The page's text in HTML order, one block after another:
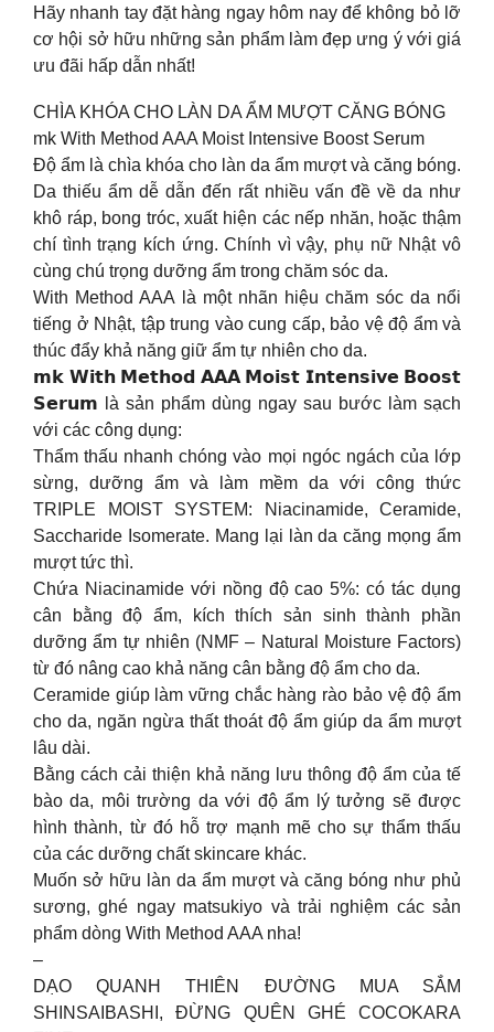
Hãy nhanh tay đặt hàng ngay hôm nay để không bỏ lỡ
cơ hội sở hữu những sản phẩm làm đẹp ưng ý với giá
ưu đãi hấp dẫn nhất!
CHÌA KHÓA CHO LÀN DA ẨM MƯỢT CĂNG BÓNG
mk With Method AAA Moist Intensive Boost Serum
Độ ẩm là chìa khóa cho làn da ẩm mượt và căng bóng.
Da thiếu ẩm dễ dẫn đến rất nhiều vấn đề về da như
khô ráp, bong tróc, xuất hiện các nếp nhăn, hoặc thậm
chí tình trạng kích ứng. Chính vì vậy, phụ nữ Nhật vô
cùng chú trọng dưỡng ẩm trong chăm sóc da.
With Method AAA là một nhãn hiệu chăm sóc da nổi
tiếng ở Nhật, tập trung vào cung cấp, bảo vệ độ ẩm và
thúc đẩy khả năng giữ ẩm tự nhiên cho da.
𝗺𝗸 𝗪𝗶𝘁𝗵 𝗠𝗲𝘁𝗵𝗼𝗱 𝗔𝗔𝗔 𝗠𝗼𝗶𝘀𝘁 𝗜𝗻𝘁𝗲𝗻𝘀𝗶𝘃𝗲 𝗕𝗼𝗼𝘀𝘁
𝗦𝗲𝗿𝘂𝗺 là sản phẩm dùng ngay sau bước làm sạch
với các công dụng:
Thẩm thấu nhanh chóng vào mọi ngóc ngách của lớp
sừng, dưỡng ẩm và làm mềm da với công thức
TRIPLE MOIST SYSTEM: Niacinamide, Ceramide,
Saccharide Isomerate. Mang lại làn da căng mọng ẩm
mượt tức thì.
Chứa Niacinamide với nồng độ cao 5%: có tác dụng
cân bằng độ ẩm, kích thích sản sinh thành phần
dưỡng ẩm tự nhiên (NMF – Natural Moisture Factors)
từ đó nâng cao khả năng cân bằng độ ẩm cho da.
Ceramide giúp làm vững chắc hàng rào bảo vệ độ ẩm
cho da, ngăn ngừa thất thoát độ ẩm giúp da ẩm mượt
lâu dài.
Bằng cách cải thiện khả năng lưu thông độ ẩm của tế
bào da, môi trường da với độ ẩm lý tưởng sẽ được
hình thành, từ đó hỗ trợ mạnh mẽ cho sự thẩm thấu
của các dưỡng chất skincare khác.
Muốn sở hữu làn da ẩm mượt và căng bóng như phủ
sương, ghé ngay matsukiyo và trải nghiệm các sản
phẩm dòng With Method AAA nha!
–
DẠO QUANH THIÊN ĐƯỜNG MUA SẮM
SHINSAIBASHI, ĐỪNG QUÊN GHÉ COCOKARA